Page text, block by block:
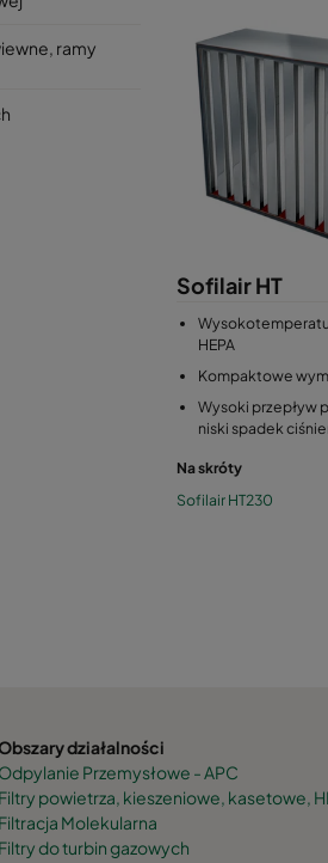
ramy
Sofilair HT
HEPA
Kompaktowe
Wysoki przepływ
niski spadek
Na skróty
Sofilair HT230
działalności
Odpylanie Przemysłowe - APC
Filtry powietrza, kieszeniowe, kasetowe,
Filtracja Molekularna
Filtry do turbin gazowych